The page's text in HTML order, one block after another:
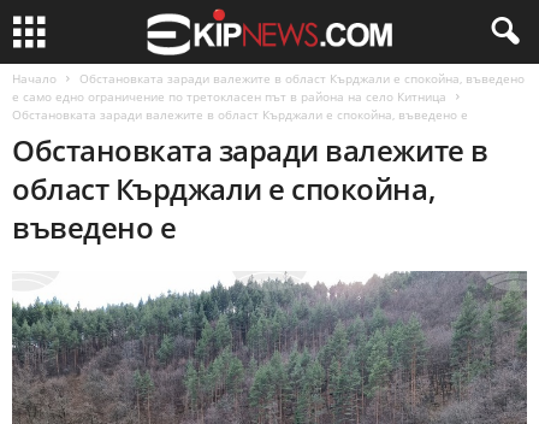
Начало
Обстановката заради валежите в област Кърджали е спокойна, въведено
е само едно ограничение по третокласен път в района на село Китница
Обстановката заради валежите в област Кърджали е спокойна, въведено е
Обстановката заради валежите в
област Кърджали е спокойна,
въведено е